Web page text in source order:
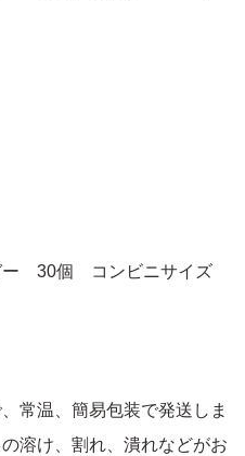
ー 30個 コンビニサイズ
常温、簡易包装で発送しま
溶け、割れ、潰れなどがお